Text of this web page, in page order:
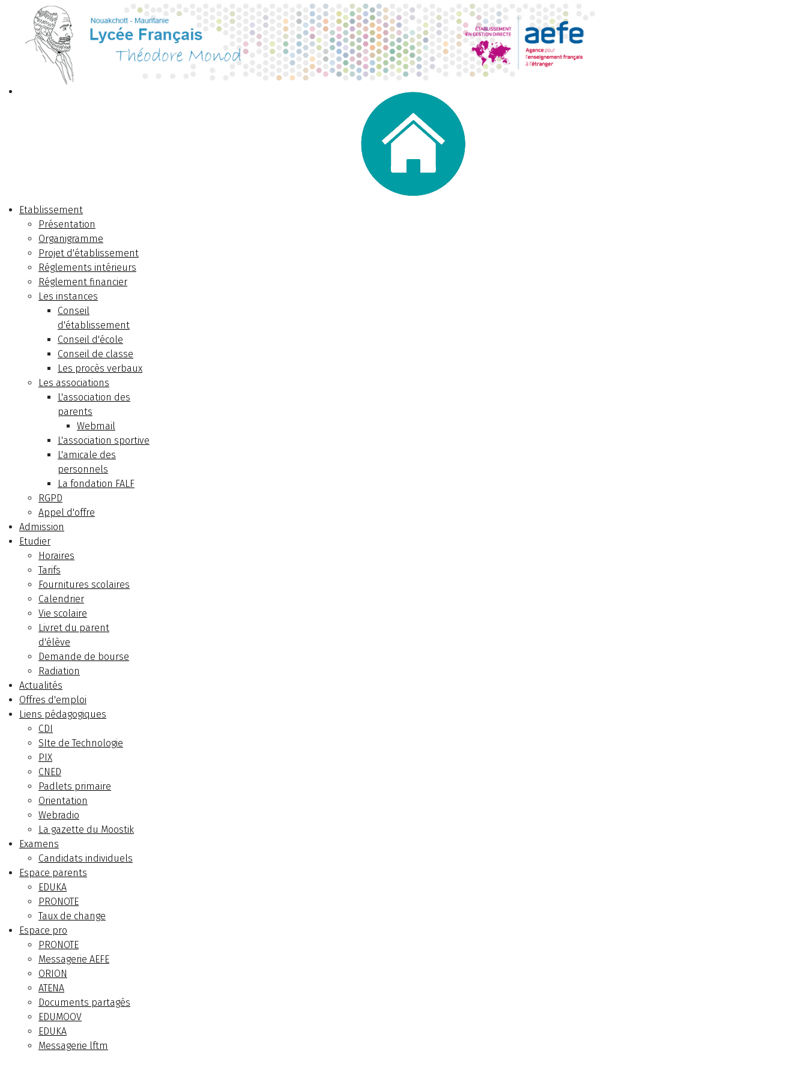
Etablissement
Présentation
Organigramme
Projet d'établissement
Réglements intérieurs
Réglement financier
Les instances
Conseil
d'établissement
Conseil d'école
Conseil de classe
Les procès verbaux
Les associations
L'association des
parents
Webmail
L'association sportive
L'amicale des
personnels
La fondation FALF
RGPD
Appel d'offre
Admission
Etudier
Horaires
Tarifs
Fournitures scolaires
Calendrier
Vie scolaire
Livret du parent
d'élève
Demande de bourse
Radiation
Actualités
Offres d'emploi
Liens pédagogiques
CDI
SIte de Technologie
PIX
CNED
Padlets primaire
Orientation
Webradio
La gazette du Moostik
Examens
Candidats individuels
Espace parents
EDUKA
PRONOTE
Taux de change
Espace pro
PRONOTE
Messagerie AEFE
ORION
ATENA
Documents partagés
EDUMOOV
EDUKA
Messagerie lftm